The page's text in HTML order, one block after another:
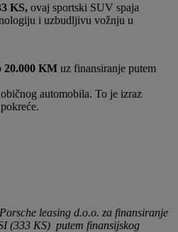
KS, ovaj sportski SUV spaja
i uzbudljivu vožnju u
20.000 KM uz finansiranje putem
automobila. To je izraz
leasing d.o.o. za finansiranje
(333 KS) putem finansijskog